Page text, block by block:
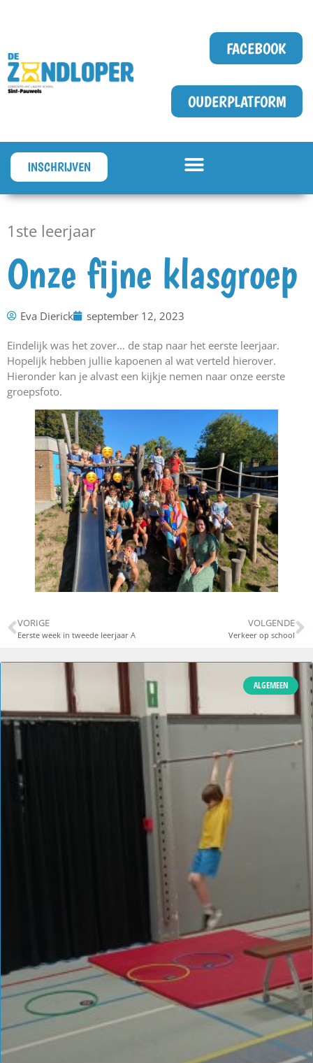
FACEBOOK
OUDERPLATFORM
INSCHRIJVEN
1ste leerjaar
Onze fijne klasgroep
Eva Dierick september 12, 2023
Eindelijk was het zover… de stap naar het eerste leerjaar.
Hopelijk hebben jullie kapoenen al wat verteld hierover.
Hieronder kan je alvast een kijkje nemen naar onze eerste
groepsfoto.
VORIGE
Eerste week in tweede leerjaar A
VOLGENDE
Verkeer op school
ALGEMEEN